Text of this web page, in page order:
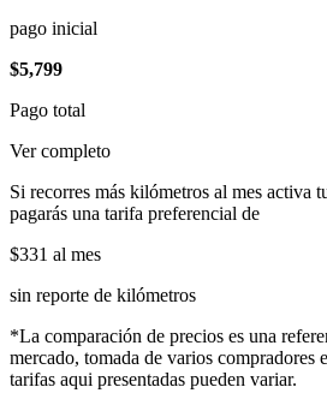
pago inicial
$5,799
Pago total
Ver completo
Si recorres más kilómetros al mes activa
pagarás una tarifa preferencial de
$331 al mes
sin reporte de kilómetros
*La comparación de precios es una
mercado, tomada de varios compradores
tarifas aqui presentadas pueden variar.